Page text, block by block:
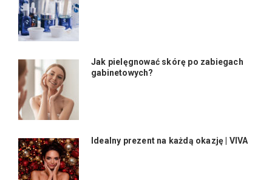
Jak pielęgnować skórę po zabiegach
gabinetowych?
Idealny prezent na każdą okazję | VIVA